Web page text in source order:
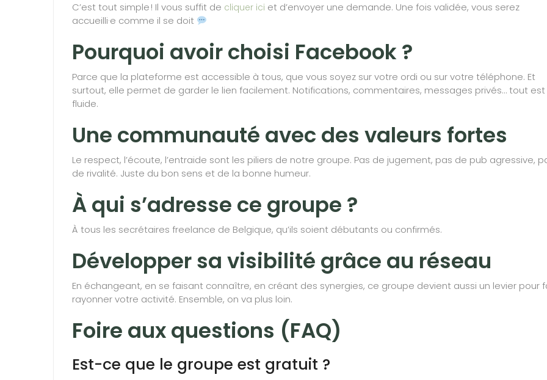
C’est tout simple ! Il vous suffit de cliquer ici et d’envoyer une demande. Une fois validée, vous serez
accueilli·e comme il se doit
Pourquoi avoir choisi Facebook ?
Parce que la plateforme est accessible à tous, que vous soyez sur votre ordi ou sur votre téléphone. Et
surtout, elle permet de garder le lien facilement. Notifications, commentaires, messages privés… tout est
fluide.
Une communauté avec des valeurs fortes
Le respect, l’écoute, l’entraide sont les piliers de notre groupe. Pas de jugement, pas de pub agressive,
de rivalité. Juste du bon sens et de la bonne humeur.
À qui s’adresse ce groupe ?
À tous les secrétaires freelance de Belgique, qu’ils soient débutants ou confirmés.
Développer sa visibilité grâce au réseau
En échangeant, en se faisant connaître, en créant des synergies, ce groupe devient aussi un levier pour
rayonner votre activité. Ensemble, on va plus loin.
Foire aux questions (FAQ)
Est-ce que le groupe est gratuit ?